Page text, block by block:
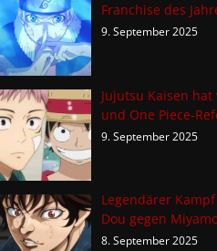
Franchise des
9. September 2025
Jujutsu Kaisen
und One Piece-
9. September 2025
Legendärer
Dou gegen
8. September 2025